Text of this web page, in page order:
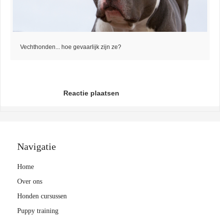
Vechthonden... hoe gevaarlijk zijn ze?
Reactie plaatsen
Navigatie
Home
Over ons
Honden cursussen
Puppy training